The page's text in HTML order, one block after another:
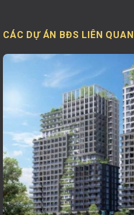
CÁC DỰ ÁN BĐS LIÊN QUAN